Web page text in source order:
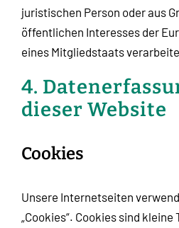
juristischen Person oder aus
öffentlichen Interesses der
eines Mitgliedstaats
4.
dieser Website
Cookies
Unsere Internetseiten
„Cookies“. Cookies sind